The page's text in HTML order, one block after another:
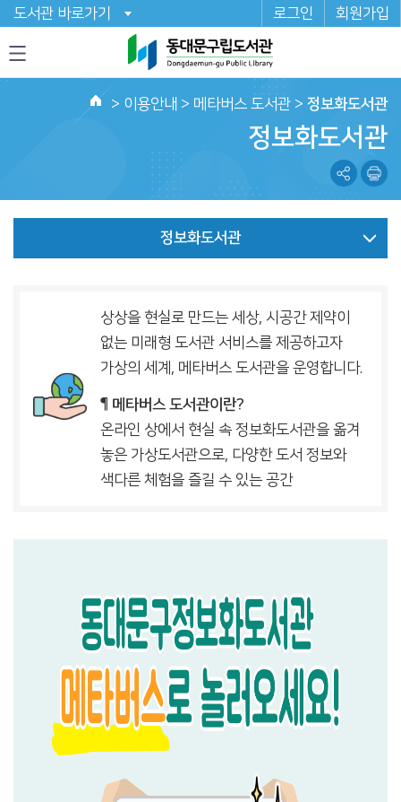
도서관 바로가기 로그인 회원가입
홈
> 이용안내 > 메타버스 도서관 > 정보화도서관
정보화도서관
정보화도서관
상상을 현실로 만드는 세상, 시공간 제약이
없는 미래형 도서관 서비스를 제공하고자
가상의 세계, 메타버스 도서관을 운영합니다.
¶ 메타버스 도서관이란?
온라인 상에서 현실 속 정보화도서관을 옮겨
놓은 가상도서관으로, 다양한 도서 정보와
색다른 체험을 즐길 수 있는 공간